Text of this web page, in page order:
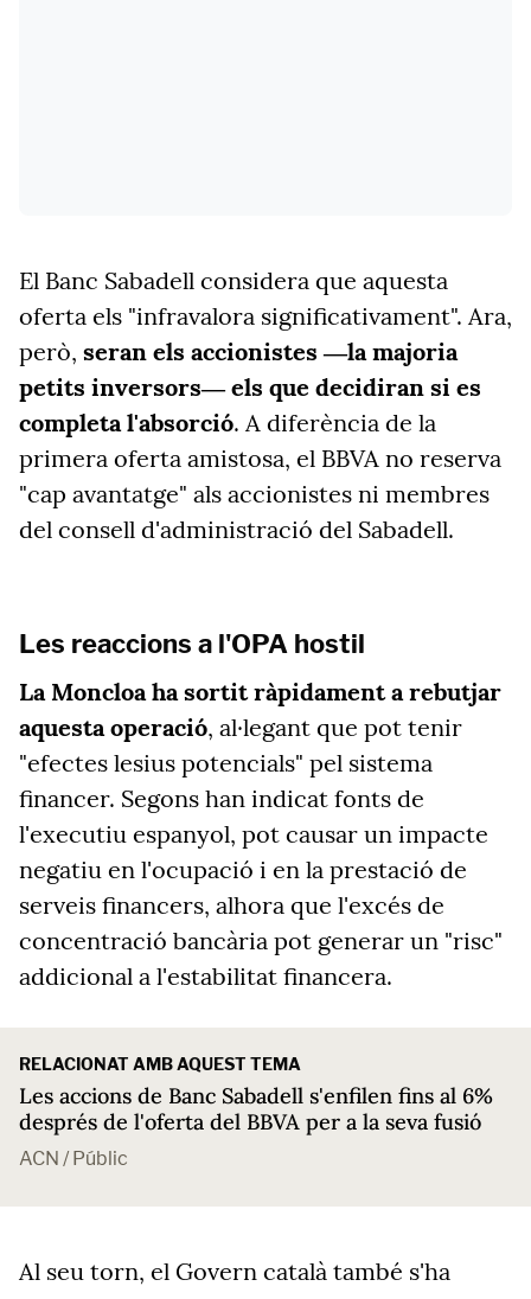
El Banc Sabadell considera que aquesta
oferta els "infravalora significativament". Ara,
però, seran els accionistes ―la majoria
petits inversors― els que decidiran si es
completa l'absorció. A diferència de la
primera oferta amistosa, el BBVA no reserva
"cap avantatge" als accionistes ni membres
del consell d'administració del Sabadell.
Les reaccions a l'OPA hostil
La Moncloa ha sortit ràpidament a rebutjar
aquesta operació, al·legant que pot tenir
"efectes lesius potencials" pel sistema
financer. Segons han indicat fonts de
l'executiu espanyol, pot causar un impacte
negatiu en l'ocupació i en la prestació de
serveis financers, alhora que l'excés de
concentració bancària pot generar un "risc"
addicional a l'estabilitat financera.
RELACIONAT AMB AQUEST TEMA
Les accions de Banc Sabadell s'enfilen fins al 6%
després de l'oferta del BBVA per a la seva fusió
ACN / Públic
Al seu torn, el Govern català també s'ha